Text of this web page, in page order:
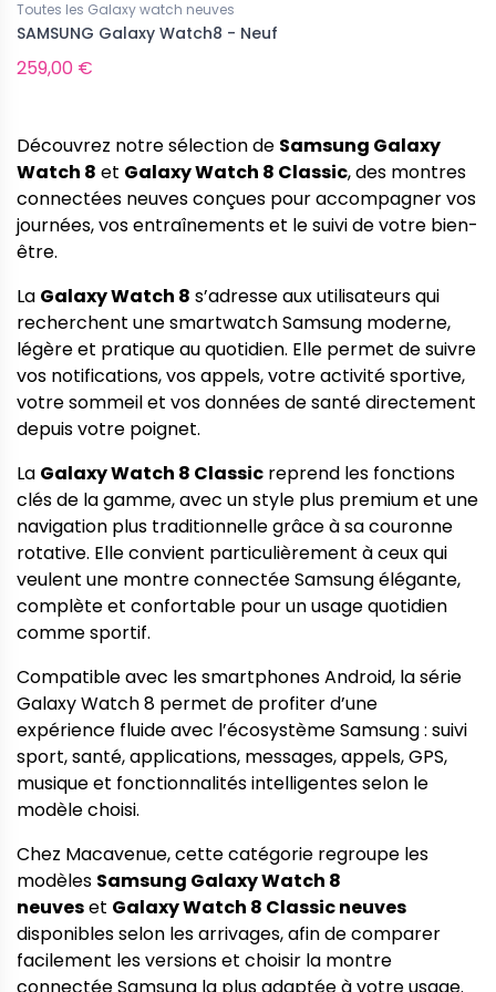
pour le moment...
990,00 € 1 819,00 €
Découvrez notre sélection de Samsung Galaxy
Watch 8 et Galaxy Watch 8 Classic, des montres
connectées neuves conçues pour accompagner vos
journées, vos entraînements et le suivi de votre bien-
être.
La Galaxy Watch 8 s’adresse aux utilisateurs qui
recherchent une smartwatch Samsung moderne,
légère et pratique au quotidien. Elle permet de suivre
vos notifications, vos appels, votre activité sportive,
votre sommeil et vos données de santé directement
depuis votre poignet.
La Galaxy Watch 8 Classic reprend les fonctions
clés de la gamme, avec un style plus premium et une
navigation plus traditionnelle grâce à sa couronne
rotative. Elle convient particulièrement à ceux qui
veulent une montre connectée Samsung élégante,
complète et confortable pour un usage quotidien
comme sportif.
Compatible avec les smartphones Android, la série
Galaxy Watch 8 permet de profiter d’une
expérience fluide avec l’écosystème Samsung : suivi
sport, santé, applications, messages, appels, GPS,
musique et fonctionnalités intelligentes selon le
modèle choisi.
Chez Macavenue, cette catégorie regroupe les
modèles Samsung Galaxy Watch 8
neuveset Galaxy Watch 8 Classic neuves
disponibles selon les arrivages, afin de comparer
facilement les versions et choisir la montre
Toutes les Galaxy watch neuves
SAMSUNG Galaxy Watch8 - Neuf
259,00 €